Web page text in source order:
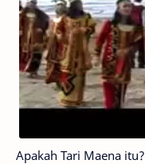
Apakah Tari Maena itu?